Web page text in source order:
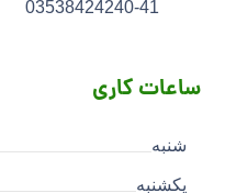
03538424240-41
ساعات کاری
شنبه
یکشنبه